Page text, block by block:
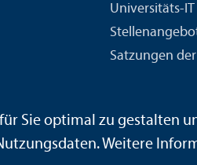
Universitäts-IT
Satzungen
Sitemap
Sie optimal zu gestalten
Weitere